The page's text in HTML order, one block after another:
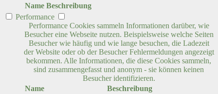
Name Beschreibung
Performance
Performance Cookies sammeln Informationen darüber, wie
Besucher eine Webseite nutzen. Beispielsweise welche Seiten
Besucher wie häufig und wie lange besuchen, die Ladezeit
der Website oder ob der Besucher Fehlermeldungen angezeigt
bekommen. Alle Informationen, die diese Cookies sammeln,
sind zusammengefasst und anonym - sie können keinen
Besucher identifizieren.
Name
Beschreibung